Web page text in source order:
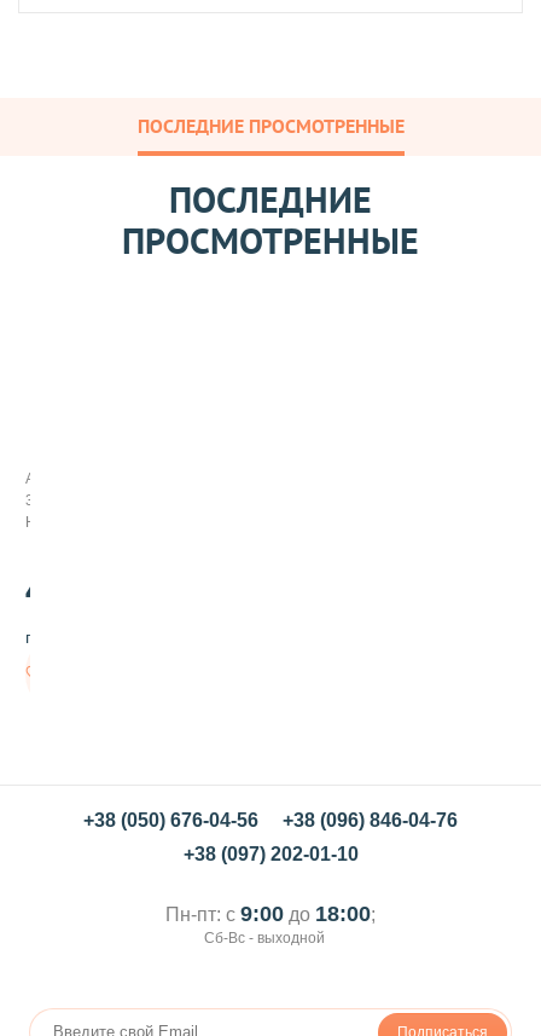
ПОСЛЕДНИЕ ПРОСМОТРЕННЫЕ
ПОСЛЕДНИЕ
ПРОСМОТРЕННЫЕ
ы
п
к
л
о
у
Арт:
372039
Нет в наличии
45
грн/шт
+38 (050) 676-04-56
+38 (096) 846-04-76
+38 (097) 202-01-10
Пн-пт: с 9:00 до 18:00;
Сб-Вс - выходной
Подписаться